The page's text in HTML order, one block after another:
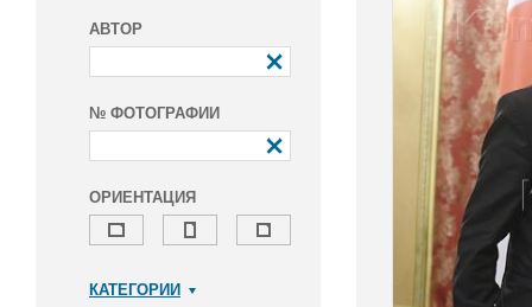
АВТОР
№ ФОТОГРАФИИ
ОРИЕНТАЦИЯ
КАТЕГОРИИ